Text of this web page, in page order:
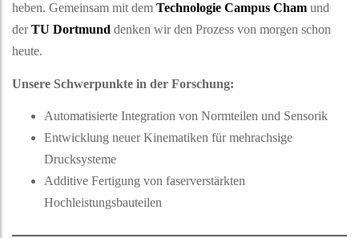
heben. Gemeinsam mit dem Technologie Campus Cham und
derTU Dortmund denken wir den Prozess von morgen schon
heute.
Unsere Schwerpunkte in der Forschung:
Automatisierte Integration von Normteilen und Sensorik
Entwicklung neuer Kinematiken für mehrachsige
Drucksysteme
Additive Fertigung von faserverstärkten
Hochleistungsbauteilen